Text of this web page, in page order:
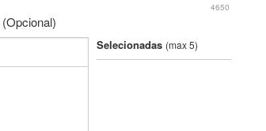
4650
(Opcional)
Selecionadas (max 5)